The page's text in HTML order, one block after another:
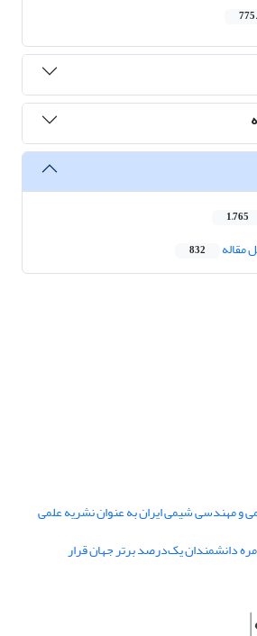
1,765
مقاله 832
و مهندسی شیمی ایران به عنوان نشریه علمی
زمره دانشمندان یک‌درصد برتر جهان قرار